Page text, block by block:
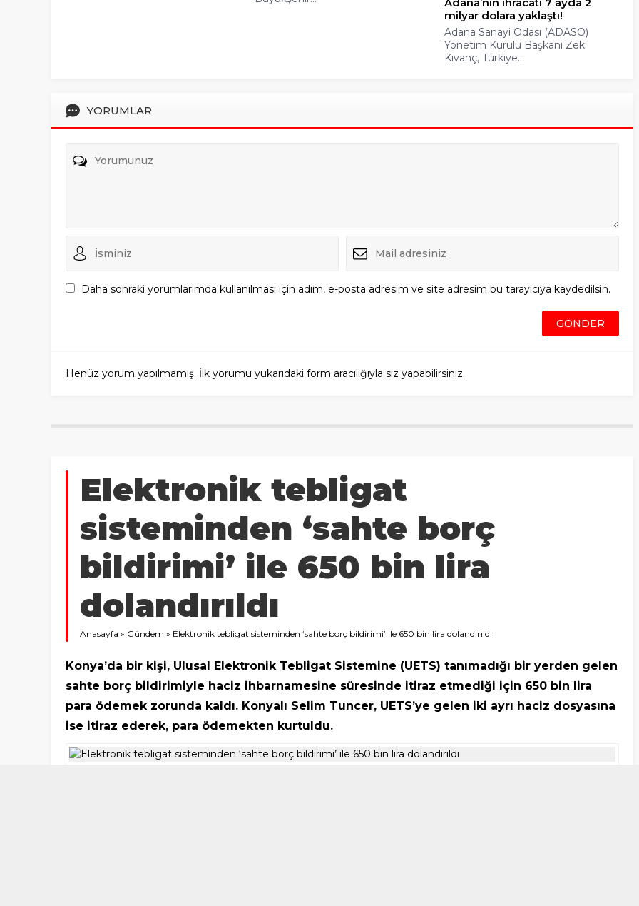
milyar dolara yaklaştı!
Adana Sanayi Odası (ADASO)
Yönetim Kurulu Başkanı Zeki
Kıvanç, Türkiye...
YORUMLAR
Daha sonraki yorumlarımda kullanılması için adım, e-posta adresim ve site adresim bu tarayıcıya kaydedilsin.
Henüz yorum yapılmamış. İlk yorumu yukarıdaki form aracılığıyla siz yapabilirsiniz.
Elektronik tebligat
sisteminden ‘sahte borç
bildirimi’ ile 650 bin lira
dolandırıldı
Anasayfa » Gündem » Elektronik tebligat sisteminden ‘sahte borç bildirimi’ ile 650 bin lira dolandırıldı
Konya’da bir kişi, Ulusal Elektronik Tebligat Sistemine (UETS) tanımadığı bir yerden gelen
sahte borç bildirimiyle haciz ihbarnamesine süresinde itiraz etmediği için 650 bin lira
para ödemek zorunda kaldı. Konyalı Selim Tuncer, UETS’ye gelen iki ayrı haciz dosyasına
ise itiraz ederek, para ödemekten kurtuldu.